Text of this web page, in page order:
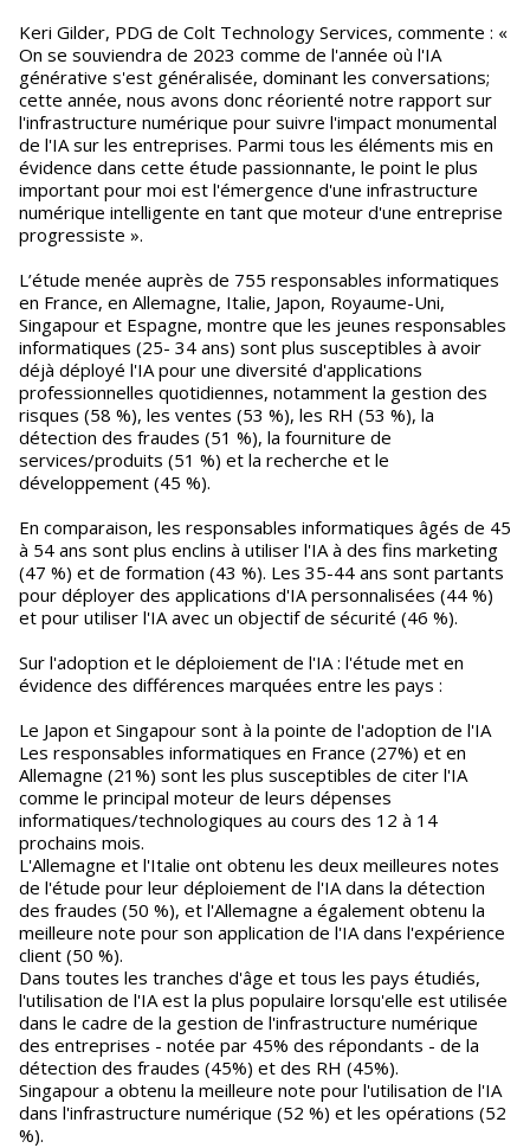
Keri Gilder, PDG de Colt Technology Services, commente : «
On se souviendra de 2023 comme de l'année où l'IA
générative s'est généralisée, dominant les conversations;
cette année, nous avons donc réorienté notre rapport sur
l'infrastructure numérique pour suivre l'impact monumental
de l'IA sur les entreprises. Parmi tous les éléments mis en
évidence dans cette étude passionnante, le point le plus
important pour moi est l'émergence d'une infrastructure
numérique intelligente en tant que moteur d'une entreprise
progressiste ».
L’étude menée auprès de 755 responsables informatiques
en France, en Allemagne, Italie, Japon, Royaume-Uni,
Singapour et Espagne, montre que les jeunes responsables
informatiques (25- 34 ans) sont plus susceptibles à avoir
déjà déployé l'IA pour une diversité d'applications
professionnelles quotidiennes, notamment la gestion des
risques (58 %), les ventes (53 %), les RH (53 %), la
détection des fraudes (51 %), la fourniture de
services/produits (51 %) et la recherche et le
développement (45 %).
En comparaison, les responsables informatiques âgés de 45
à 54 ans sont plus enclins à utiliser l'IA à des fins marketing
(47 %) et de formation (43 %). Les 35-44 ans sont partants
pour déployer des applications d'IA personnalisées (44 %)
et pour utiliser l'IA avec un objectif de sécurité (46 %).
Sur l'adoption et le déploiement de l'IA : l'étude met en
évidence des différences marquées entre les pays :
Le Japon et Singapour sont à la pointe de l'adoption de l'IA
Les responsables informatiques en France (27%) et en
Allemagne (21%) sont les plus susceptibles de citer l'IA
comme le principal moteur de leurs dépenses
informatiques/technologiques au cours des 12 à 14
prochains mois.
L'Allemagne et l'Italie ont obtenu les deux meilleures notes
de l'étude pour leur déploiement de l'IA dans la détection
des fraudes (50 %), et l'Allemagne a également obtenu la
meilleure note pour son application de l'IA dans l'expérience
client (50 %).
Dans toutes les tranches d'âge et tous les pays étudiés,
l'utilisation de l'IA est la plus populaire lorsqu'elle est utilisée
dans le cadre de la gestion de l'infrastructure numérique
des entreprises - notée par 45% des répondants - de la
détection des fraudes (45%) et des RH (45%).
Singapour a obtenu la meilleure note pour l'utilisation de l'IA
dans l'infrastructure numérique (52 %) et les opérations (52
%).